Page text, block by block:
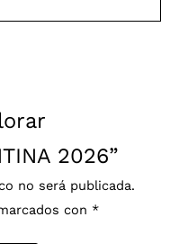
2026”
no será publicada.
con *